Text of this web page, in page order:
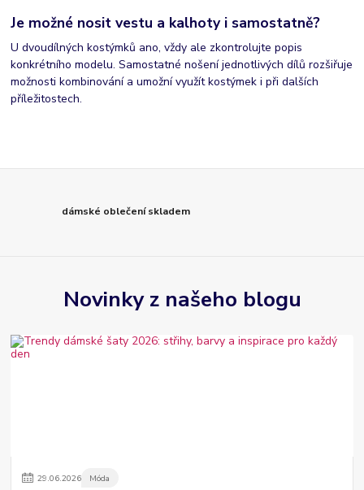
Je možné nosit vestu a kalhoty i samostatně?
U dvoudílných kostýmků ano, vždy ale zkontrolujte popis
konkrétního modelu. Samostatné nošení jednotlivých dílů rozšiřuje
možnosti kombinování a umožní využít kostýmek i při dalších
příležitostech.
dámské oblečení skladem
Novinky z našeho blogu
29.06.2026 Móda